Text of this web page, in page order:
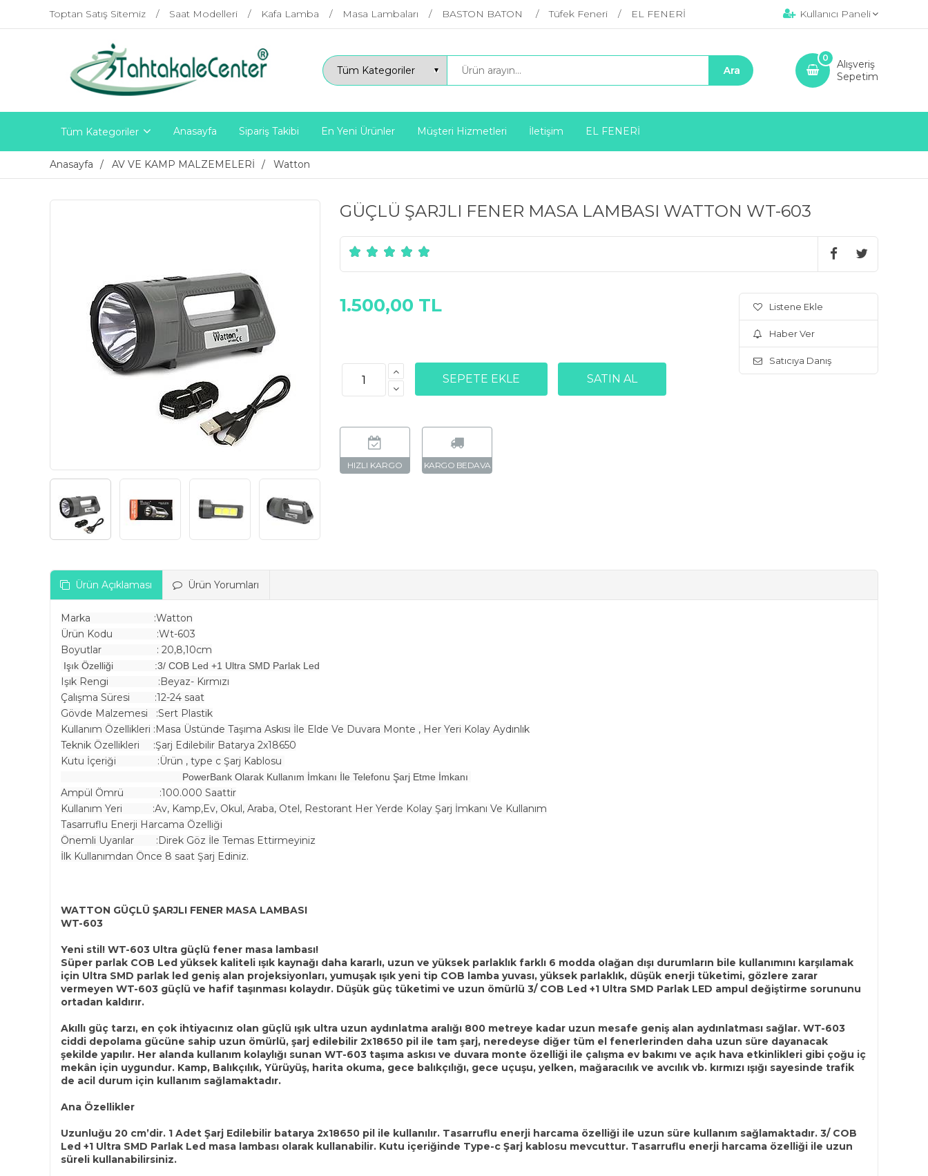
Toptan Satış Sitemiz Saat Modelleri Kafa Lamba Masa Lambaları BASTON BATON Tüfek Feneri EL FENERİ Kullanıcı Paneli
Alışveriş
Sepetim
0
Tüm Kategoriler Anasayfa Sipariş Takibi En Yeni Ürünler Müşteri Hizmetleri İletişim EL FENERİ
Anasayfa AV VE KAMP MALZEMELERİ Watton
GÜÇLÜ ŞARJLI FENER MASA LAMBASI WATTON WT-603
1.500,00 TL Listene Ekle
Haber Ver
Satıcıya Danış
Ürün Açıklaması Ürün Yorumları
Marka :Watton
Ürün Kodu :Wt-603
Boyutlar : 20,8,10cm
Işık Özelliği :3/ COB Led +1 Ultra SMD Parlak Led
Işık Rengi :Beyaz- Kırmızı
Çalışma Süresi :12-24 saat
Gövde Malzemesi :Sert Plastik
Kullanım Özellikleri :Masa Üstünde Taşıma Askısı İle Elde Ve Duvara Monte , Her Yeri Kolay Aydınlık
Teknik Özellikleri :Şarj Edilebilir Batarya 2x18650
Kutu İçeriği :Ürün , type c Şarj Kablosu
PowerBank Olarak Kullanım İmkanı İle Telefonu Şarj Etme İmkanı
Ampül Ömrü :100.000 Saattir
Kullanım Yeri :Av, Kamp,Ev, Okul, Araba, Otel, Restorant Her Yerde Kolay Şarj İmkanı Ve Kullanım
Tasarruflu Enerji Harcama Özelliği
Önemli Uyarılar :Direk Göz İle Temas Ettirmeyiniz
İlk Kullanımdan Önce 8 saat Şarj Ediniz.
WATTON GÜÇLÜ ŞARJLI FENER MASA LAMBASI
WT-603
Yeni stil! WT-603 Ultra güçlü fener masa lambası!
Süper parlak COB Led yüksek kaliteli ışık kaynağı daha kararlı, uzun ve yüksek parlaklık farklı 6 modda olağan dışı durumların bile kullanımını karşılamak
için Ultra SMD parlak led geniş alan projeksiyonları, yumuşak ışık yeni tip COB lamba yuvası, yüksek parlaklık, düşük enerji tüketimi, gözlere zarar
vermeyen WT-603 güçlü ve hafif taşınması kolaydır. Düşük güç tüketimi ve uzun ömürlü 3/ COB Led +1 Ultra SMD Parlak LED ampul değiştirme sorununu
ortadan kaldırır.
Akıllı güç tarzı, en çok ihtiyacınız olan güçlü ışık ultra uzun aydınlatma aralığı 800 metreye kadar uzun mesafe geniş alan aydınlatması sağlar. WT-603
ciddi depolama gücüne sahip uzun ömürlü, şarj edilebilir 2x18650 pil ile tam şarj, neredeyse diğer tüm el fenerlerinden daha uzun süre dayanacak
şekilde yapılır. Her alanda kullanım kolaylığı sunan WT-603 taşıma askısı ve duvara monte özelliği ile çalışma ev bakımı ve açık hava etkinlikleri gibi çoğu iç
mekân için uygundur. Kamp, Balıkçılık, Yürüyüş, harita okuma, gece balıkçılığı, gece uçuşu, yelken, mağaracılık ve avcılık vb. kırmızı ışığı sayesinde trafik
de acil durum için kullanım sağlamaktadır.
Ana Özellikler
Uzunluğu 20 cm’dir. 1 Adet Şarj Edilebilir batarya 2x18650 pil ile kullanılır. Tasarruflu enerji harcama özelliği ile uzun süre kullanım sağlamaktadır. 3/ COB
Led +1 Ultra SMD Parlak Led masa lambası olarak kullanabilir. Kutu içeriğinde Type-c Şarj kablosu mevcuttur. Tasarruflu enerji harcama özelliği ile uzun
süreli kullanabilirsiniz.